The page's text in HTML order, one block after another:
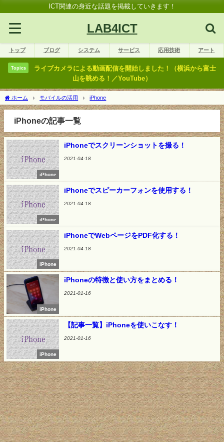
ICT関連の身近な話題を掲載していきます！
LAB4ICT
トップ ブログ システム サービス 応用技術 アート
Topics
ライブカメラによる動画配信を開始しました！（横浜から富士
山を眺める！／YouTube）
ホーム モバイルの活用 iPhone
iPhoneの記事一覧
iPhone
iPhoneでスクリーンショットを撮る！
2021-04-18
iPhone
iPhoneでスピーカーフォンを使用する！
2021-04-18
iPhone
iPhoneでWebページをPDF化する！
2021-04-18
iPhone
iPhoneの特徴と使い方をまとめる！
2021-01-16
iPhone
【記事一覧】iPhoneを使いこなす！
2021-01-16